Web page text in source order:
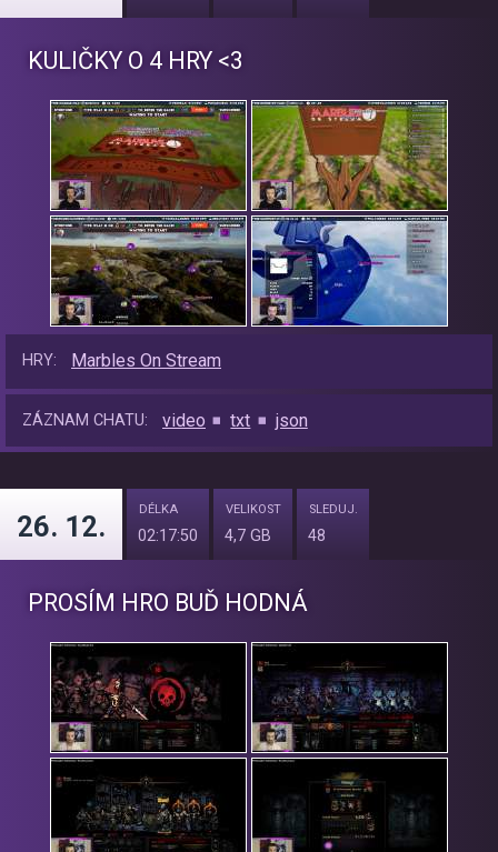
KULIČKY O 4 HRY <3
HRY: Marbles On Stream
ZÁZNAM CHATU: video txt json
26. 12.
DÉLKA
02:17:50
VELIKOST
4,7 GB
SLEDUJ.
48
PROSÍM HRO BUĎ HODNÁ